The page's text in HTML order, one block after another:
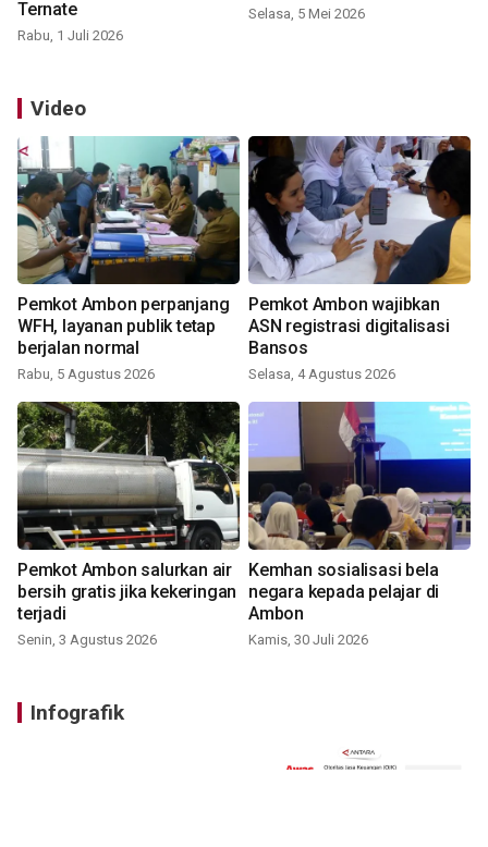
Ternate
Rabu, 1 Juli 2026
Selasa, 5 Mei 2026
Video
Pemkot Ambon perpanjang
WFH, layanan publik tetap
berjalan normal
Rabu, 5 Agustus 2026
Pemkot Ambon wajibkan
ASN registrasi digitalisasi
Bansos
Selasa, 4 Agustus 2026
Pemkot Ambon salurkan air
bersih gratis jika kekeringan
terjadi
Senin, 3 Agustus 2026
Kemhan sosialisasi bela
negara kepada pelajar di
Ambon
Kamis, 30 Juli 2026
Infografik